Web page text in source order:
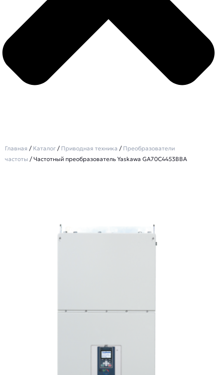
Главная / Каталог / Приводная техника / Преобразователи
частоты / Частотный преобразователь Yaskawa GA70C4453BBA